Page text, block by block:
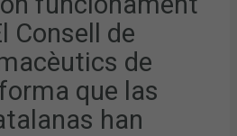
Consell de
de
que las
han